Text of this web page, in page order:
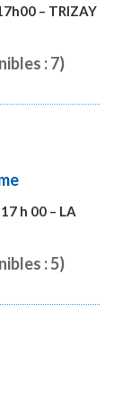
– TRIZAY
: 7)
h 00 – LA
: 5)